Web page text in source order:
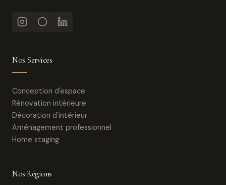
Nos Services
Conception d'espace
Rénovation intérieure
Décoration d'intérieur
Aménagement professionnel
Home staging
Nos Régions